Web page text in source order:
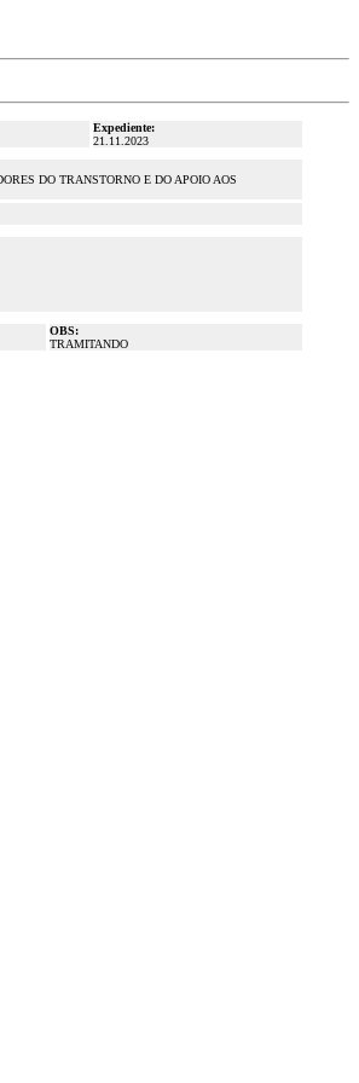
Expediente:
21.11.2023
DO TRANSTORNO E DO APOIO AOS
OBS:
TRAMITANDO